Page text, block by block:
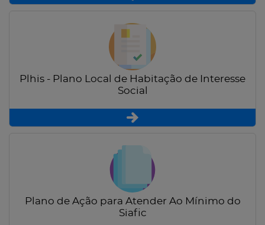
Plhis - Plano Local de Habitação de Interesse
Social
Plano de Ação para Atender Ao Mínimo do
Siafic